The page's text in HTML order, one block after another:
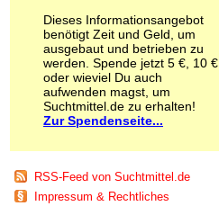
Psychopharmaka
Schlafmittel
Schmerzmittel
Schnüffelstoffe
Spice
Sucht / Süchte
Alkoholsucht
Co-Abhängigkeit
Computersucht
Ess-Brechsucht
Dieses Informationsangebot
benötigt Zeit und Geld, um
ausgebaut und betrieben zu
werden. Spende jetzt 5 €, 10 €
oder wieviel Du auch
aufwenden magst, um
Suchtmittel.de zu erhalten!
Zur Spendenseite...
RSS-Feed von Suchtmittel.de
Impressum & Rechtliches